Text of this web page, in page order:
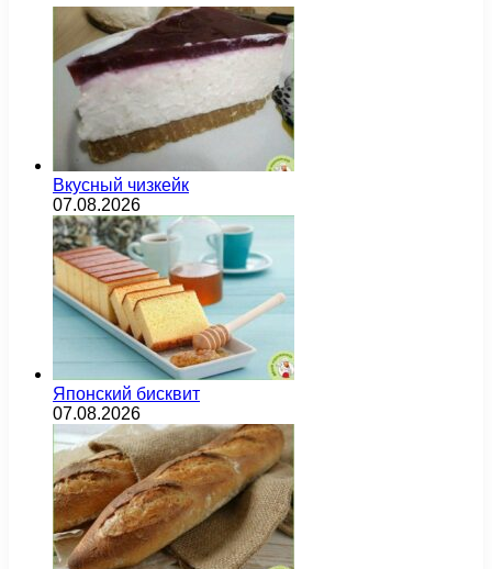
Вкусный чизкейк
07.08.2026
Японский бисквит
07.08.2026